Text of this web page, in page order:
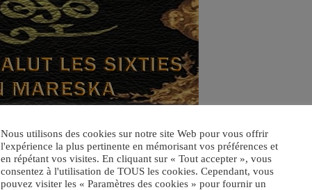
Nous utilisons des cookies sur notre site Web pour vous offrir
l'expérience la plus pertinente en mémorisant vos préférences et
en répétant vos visites. En cliquant sur « Tout accepter », vous
consentez à l'utilisation de TOUS les cookies. Cependant, vous
pouvez visiter les « Paramètres des cookies » pour fournir un